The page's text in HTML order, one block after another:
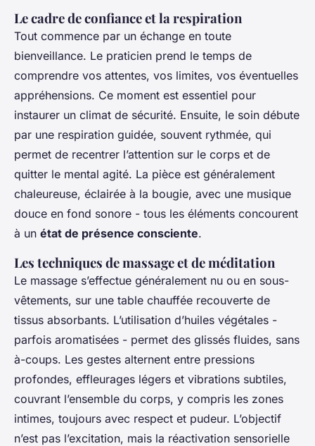
Le cadre de confiance et la respiration
Tout commence par un échange en toute
bienveillance. Le praticien prend le temps de
comprendre vos attentes, vos limites, vos éventuelles
appréhensions. Ce moment est essentiel pour
instaurer un climat de sécurité. Ensuite, le soin débute
par une respiration guidée, souvent rythmée, qui
permet de recentrer l’attention sur le corps et de
quitter le mental agité. La pièce est généralement
chaleureuse, éclairée à la bougie, avec une musique
douce en fond sonore - tous les éléments concourent
à un état de présence consciente.
Les techniques de massage et de méditation
Le massage s’effectue généralement nu ou en sous-
vêtements, sur une table chauffée recouverte de
tissus absorbants. L’utilisation d’huiles végétales -
parfois aromatisées - permet des glissés fluides, sans
à-coups. Les gestes alternent entre pressions
profondes, effleurages légers et vibrations subtiles,
couvrant l’ensemble du corps, y compris les zones
intimes, toujours avec respect et pudeur. L’objectif
n’est pas l’excitation, mais la réactivation sensorielle